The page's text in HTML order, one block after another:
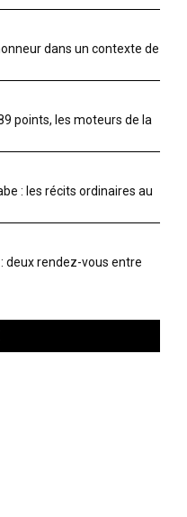
dans un contexte de
points, les moteurs de la
: les récits ordinaires au
deux rendez-vous entre